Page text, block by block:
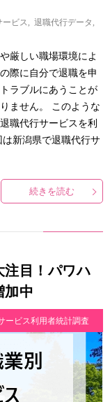
ビス 退職代行データ
厳しい職場環境によ
際に自分で退職を申
ラブルにあうことが
ません。 このような
職代行サービスを利
新潟県で退職代行サ
続きを読む
注目！パワハ
加中
ービス利用者統計調査